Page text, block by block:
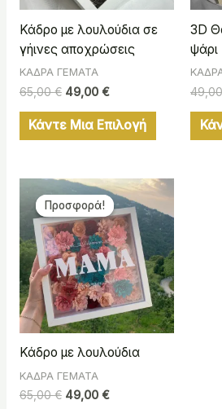
Κάδρο με λουλούδια σε
γήινες αποχρώσεις
ΚΑΔΡΑ ΓΕΜΑΤΑ
65,00€ 49,00 €
Κάντε Μια Επιλογή
3D
ψάρι
Προσφορά!
Προσφορά!
Κάδρο με λουλούδια
ΚΑΔΡΑ ΓΕΜΑΤΑ
65,00€
Original
price
was:
65,00 €.
49,00 €
Η
τρέχουσα
τιμή
είναι:
49,00 €.